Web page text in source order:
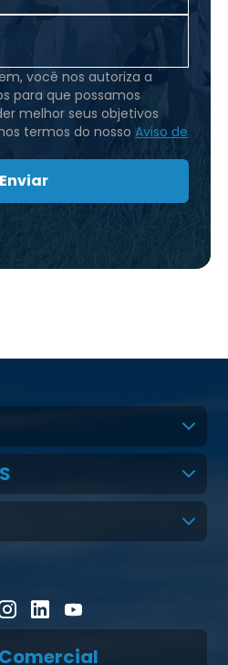
você nos autoriza a
para que possamos
melhor seus objetivos
termos do nossoAviso de
Enviar